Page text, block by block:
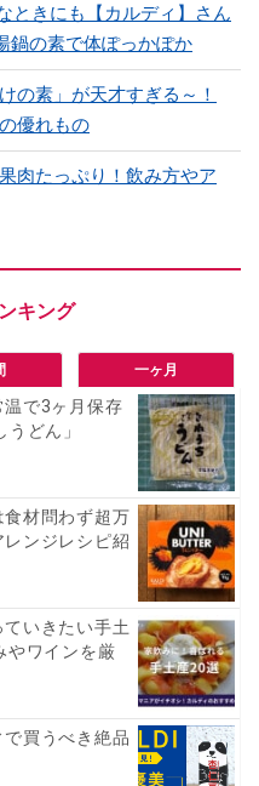
ときにも【カルディ】さん
鍋の素で体ぽっかぽか
の素」が天才すぎる～！
優れもの
肉たっぷり！飲み方やア
一ヶ月
温で3ヶ月保存
どん」
材問わず超万
ンジレシピ紹
ていきたい手土
やワインを厳
買うべき絶品